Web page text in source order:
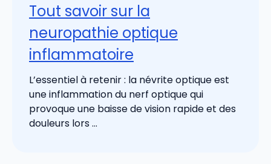
Tout savoir sur la
neuropathie optique
inflammatoire
L’essentiel à retenir : la névrite optique est
une inflammation du nerf optique qui
provoque une baisse de vision rapide et des
douleurs lors ...